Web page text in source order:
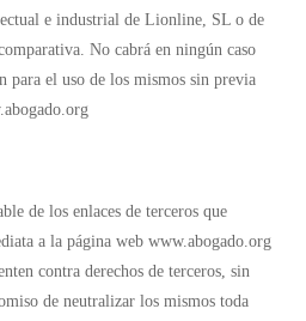
e industrial de Lionline, SL o de
No cabrá en ningún caso
para el uso de los mismos sin previa
de los enlaces de terceros que
a la página web www.abogado.org
contra derechos de terceros, sin
de neutralizar los mismos toda